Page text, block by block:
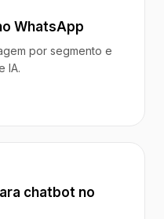
WhatsApp
por segmento e
IA.
chatbot no